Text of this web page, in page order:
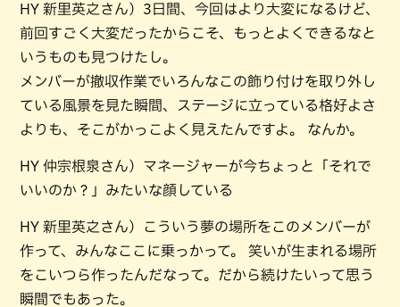
HY 新里英之さん）3日間、今回はより大変になるけど、
前回すごく大変だったからこそ、もっとよくできるなと
いうものも見つけたし。
メンバーが撤収作業でいろんなこの飾り付けを取り外し
ている風景を見た瞬間、ステージに立っている格好よさ
よりも、そこがかっこよく見えたんですよ。 なんか。
HY 仲宗根泉さん）マネージャーが今ちょっと「それで
いいのか？」みたいな顔している
HY 新里英之さん）こういう夢の場所をこのメンバーが
作って、みんなここに乗っかって。 笑いが生まれる場所
をこいつら作ったんだなって。だから続けたいって思う
瞬間でもあった。